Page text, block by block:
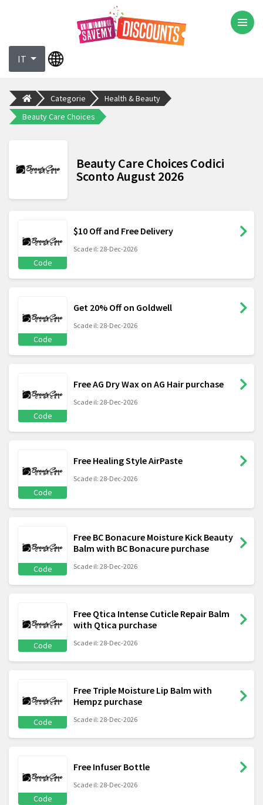
IT
Categorie
Health & Beauty
Beauty Care Choices
Beauty Care Choices Codici
Sconto August 2026
Code
$10 Off and Free Delivery
Scade il: 28-Dec-2026
Code
Get 20% Off on Goldwell
Scade il: 28-Dec-2026
Code
Free AG Dry Wax on AG Hair purchase
Scade il: 28-Dec-2026
Code
Free Healing Style AirPaste
Scade il: 28-Dec-2026
Code
Free BC Bonacure Moisture Kick Beauty
Balm with BC Bonacure purchase
Scade il: 28-Dec-2026
Code
Free Qtica Intense Cuticle Repair Balm
with Qtica purchase
Scade il: 28-Dec-2026
Code
Free Triple Moisture Lip Balm with
Hempz purchase
Scade il: 28-Dec-2026
Code
Free Infuser Bottle
Scade il: 28-Dec-2026